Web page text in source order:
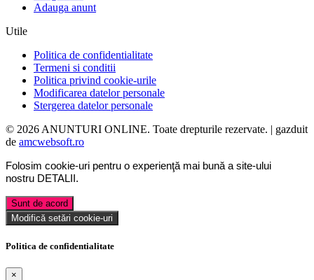
Adauga anunt
Utile
Politica de confidentialitate
Termeni si conditii
Politica privind cookie-urile
Modificarea datelor personale
Stergerea datelor personale
© 2026 ANUNTURI ONLINE. Toate drepturile rezervate. | gazduit
de amcwebsoft.ro
Folosim cookie-uri pentru o experienţă mai bună a site-ului
nostru DETALII .
Sunt de acord
Modifică setări cookie-uri
Politica de confidentialitate
×